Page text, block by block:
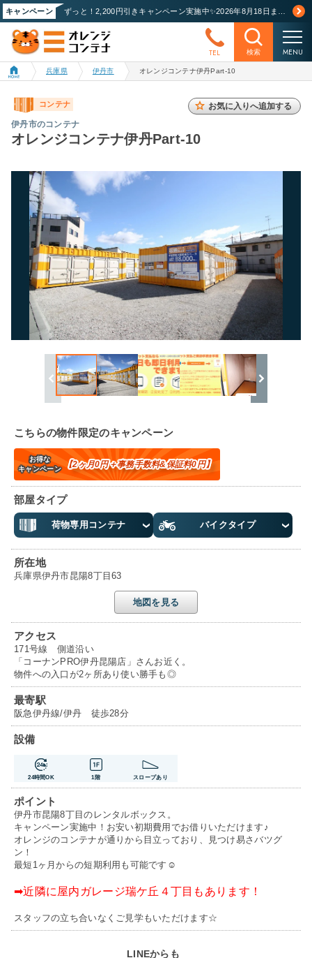
キャンペーン
TEL 検索 MENU
兵庫県 伊丹市 オレンジコンテナ伊丹Part-10
コンテナ
伊丹市のコンテナ
オレンジコンテナ伊丹Part-10
お気に入りへ追加する
こちらの物件限定のキャンペーン
お得な
キャンペーン
【2ヶ月0円＋事務手数料&保証料0円】
部屋タイプ
荷物専用コンテナ バイクタイプ
所在地
兵庫県伊丹市昆陽8丁目63
地図を見る
アクセス
171号線 側道沿い
「コーナンPRO伊丹昆陽店」さんお近く。
物件への入口が2ヶ所あり使い勝手も◎
最寄駅
阪急伊丹線/伊丹 徒歩28分
設備
24時間OK 1階 スロープあり
ポイント
伊丹市昆陽8丁目のレンタルボックス。
キャンペーン実施中！お安い初期費用でお借りいただけます♪
オレンジのコンテナが通りから目立っており、見つけ易さバツグ
ン！
最短1ヶ月からの短期利用も可能です☺
➡近隣に屋内ガレージ瑞ケ丘４丁目もあります！
スタッフの立ち合いなくご見学もいただけます☆
LINEからも